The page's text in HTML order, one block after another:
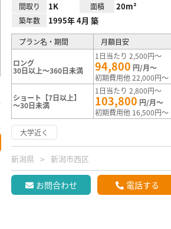
間取り 1K 面積 20m²
築年数 1995年 4月 築
プラン名・期間 月額目安
ロング
30日以上～360日未満
1日当たり 2,500円～
94,800 円/月～
初期費用他 22,000円～
ショート【7日以上】
～30日未満
1日当たり 2,800円～
103,800 円/月～
初期費用他 16,500円～
大学近く
新潟県 新潟市西区
お問合わせ 電話する